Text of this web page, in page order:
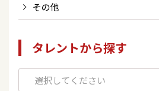
その他
タレントから探す